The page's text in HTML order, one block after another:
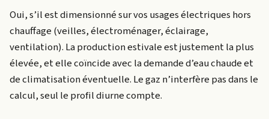
Oui, s’il est dimensionné sur vos usages électriques hors
chauffage (veilles, électroménager, éclairage,
ventilation). La production estivale est justement la plus
élevée, et elle coïncide avec la demande d’eau chaude et
de climatisation éventuelle. Le gaz n’interfère pas dans le
calcul, seul le profil diurne compte.